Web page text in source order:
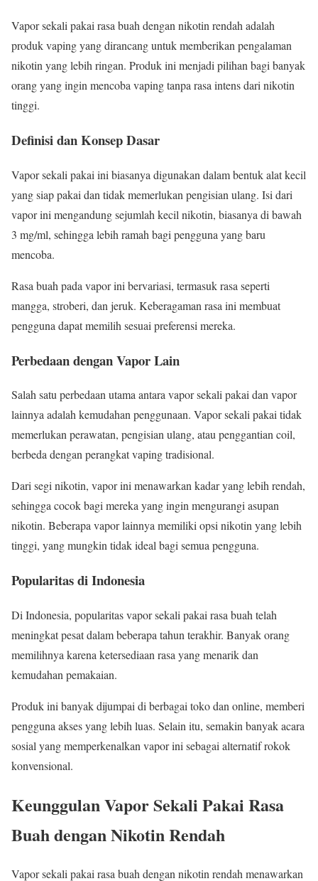
Vapor sekali pakai rasa buah dengan nikotin rendah adalah
produk vaping yang dirancang untuk memberikan pengalaman
nikotin yang lebih ringan. Produk ini menjadi pilihan bagi banyak
orang yang ingin mencoba vaping tanpa rasa intens dari nikotin
tinggi.
Definisi dan Konsep Dasar
Vapor sekali pakai ini biasanya digunakan dalam bentuk alat kecil
yang siap pakai dan tidak memerlukan pengisian ulang. Isi dari
vapor ini mengandung sejumlah kecil nikotin, biasanya di bawah
3 mg/ml, sehingga lebih ramah bagi pengguna yang baru
mencoba.
Rasa buah pada vapor ini bervariasi, termasuk rasa seperti
mangga, stroberi, dan jeruk. Keberagaman rasa ini membuat
pengguna dapat memilih sesuai preferensi mereka.
Perbedaan dengan Vapor Lain
Salah satu perbedaan utama antara vapor sekali pakai dan vapor
lainnya adalah kemudahan penggunaan. Vapor sekali pakai tidak
memerlukan perawatan, pengisian ulang, atau penggantian coil,
berbeda dengan perangkat vaping tradisional.
Dari segi nikotin, vapor ini menawarkan kadar yang lebih rendah,
sehingga cocok bagi mereka yang ingin mengurangi asupan
nikotin. Beberapa vapor lainnya memiliki opsi nikotin yang lebih
tinggi, yang mungkin tidak ideal bagi semua pengguna.
Popularitas di Indonesia
Di Indonesia, popularitas vapor sekali pakai rasa buah telah
meningkat pesat dalam beberapa tahun terakhir. Banyak orang
memilihnya karena ketersediaan rasa yang menarik dan
kemudahan pemakaian.
Produk ini banyak dijumpai di berbagai toko dan online, memberi
pengguna akses yang lebih luas. Selain itu, semakin banyak acara
sosial yang memperkenalkan vapor ini sebagai alternatif rokok
konvensional.
Keunggulan Vapor Sekali Pakai Rasa
Buah dengan Nikotin Rendah
Vapor sekali pakai rasa buah dengan nikotin rendah menawarkan